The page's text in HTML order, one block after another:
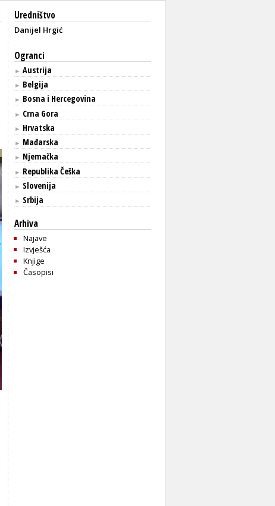
Uredništvo
Danijel Hrgić
Ogranci
► Austrija
► Belgija
► Bosna i Hercegovina
► Crna Gora
► Hrvatska
► Mađarska
► Njemačka
► Republika Češka
► Slovenija
► Srbija
Arhiva
Najave
Izvješća
Knjige
Časopisi